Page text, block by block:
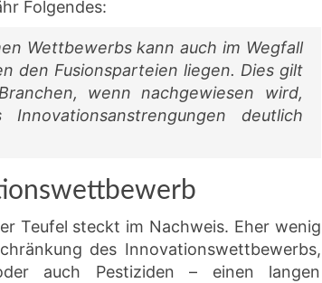
Folgendes:
Wettbewerbs kann auch im Wegfall
den Fusionsparteien liegen. Dies gilt
wenn nachgewiesen wird,
deutlich
Teufel steckt im Nachweis. Eher wenig
des Innovationswettbewerbs,
auch Pestiziden – einen langen